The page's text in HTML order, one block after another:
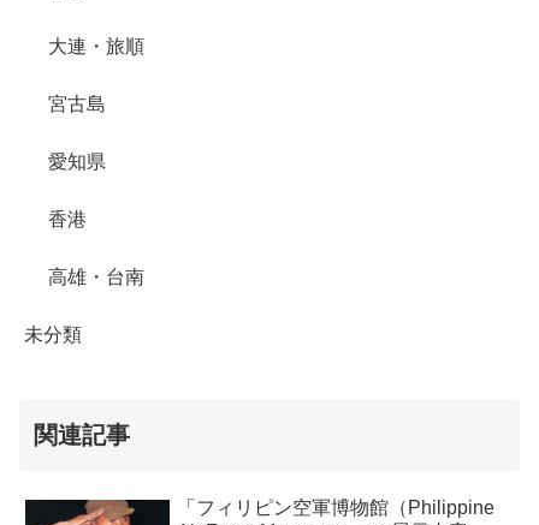
大連・旅順
宮古島
愛知県
香港
高雄・台南
未分類
関連記事
「フィリピン空軍博物館（Philippine